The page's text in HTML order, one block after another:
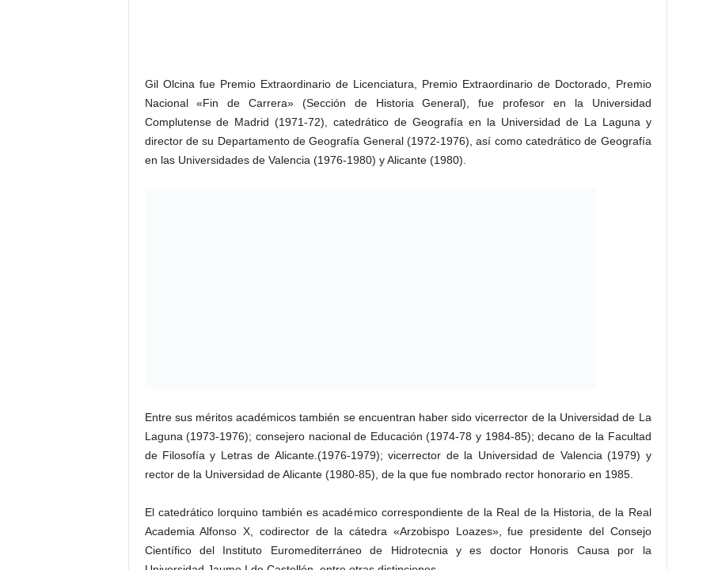
Gil Olcina fue Premio Extraordinario de Licenciatura, Premio Extraordinario de Doctorado, Premio
Nacional «Fin de Carrera» (Sección de Historia General), fue profesor en la Universidad
Complutense de Madrid (1971-72), catedrático de Geografía en la Universidad de La Laguna y
director de su Departamento de Geografía General (1972-1976), así como catedrático de Geografía
en las Universidades de Valencia (1976-1980) y Alicante (1980).
Entre sus méritos académicos también se encuentran haber sido vicerrector de la Universidad de La
Laguna (1973-1976); consejero nacional de Educación (1974-78 y 1984-85); decano de la Facultad
de Filosofía y Letras de Alicante.(1976-1979); vicerrector de la Universidad de Valencia (1979) y
rector de la Universidad de Alicante (1980-85), de la que fue nombrado rector honorario en 1985.
El catedrático lorquino también es académico correspondiente de la Real de la Historia, de la Real
Academia Alfonso X, codirector de la cátedra «Arzobispo Loazes», fue presidente del Consejo
Científico del Instituto Euromediterráneo de Hidrotecnia y es doctor Honoris Causa por la